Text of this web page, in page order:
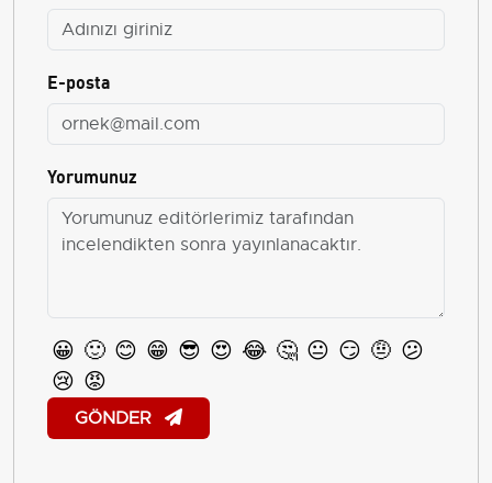
E-posta
Yorumunuz
😀 🙂 😊 😁 😎 😍 😂 🤔 😐 😏 🤨 😕
😢 😡
GÖNDER